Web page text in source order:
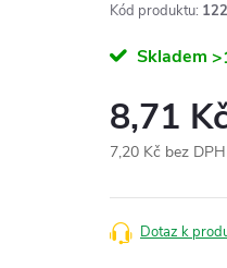
Kód produktu:
Skladem
8,71
7,20 Kč bez DPH
cena:
Dotaz k